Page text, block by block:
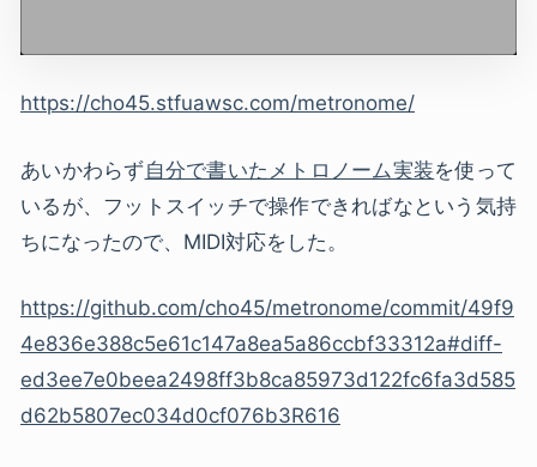
https://cho45.stfuawsc.com/metronome/
あいかわらず自分で書いたメトロノーム実装を使って
いるが、フットスイッチで操作できればなという気持
ちになったので、MIDI対応をした。
https://github.com/cho45/metronome/commit/49f9
4e836e388c5e61c147a8ea5a86ccbf33312a#diff-
ed3ee7e0beea2498ff3b8ca85973d122fc6fa3d585
d62b5807ec034d0cf076b3R616